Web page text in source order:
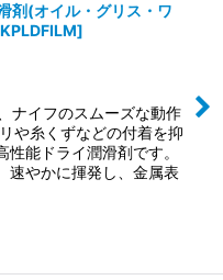
剤(オイル・グリス・ワ
]
ナイフのスムーズな動作
や糸くずなどの付着を抑
能ドライ潤滑剤です。
速やかに揮発し、金属表